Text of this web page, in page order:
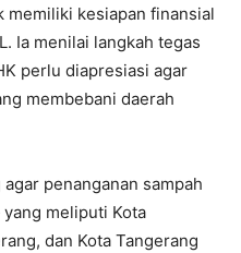
memiliki kesiapan finansial
Ia menilai langkah tegas
perlu diapresiasi agar
membebani daerah
penanganan sampah
meliputi Kota
dan Kota Tangerang